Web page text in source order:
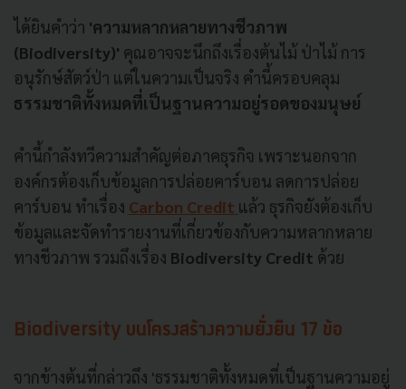
ได้ยินคำว่า 'ความหลากหลายทางชีวภาพ
(Biodiversity)' คุณอาจจะนึกถึงเรื่องต้นไม้ ป่าไม้ การ
อนุรักษ์สัตว์ป่า แต่ในความเป็นจริง คำนี้ครอบคลุม
ธรรมชาติทั้งหมดที่เป็นฐานความอยู่รอดของมนุษย์
คำนี้กำลังทวีความสำคัญต่อภาคธุรกิจ เพราะนอกจาก
องค์กรต้องเก็บข้อมูลการปล่อยคาร์บอน ลดการปล่อย
คาร์บอน ทำเรื่อง Carbon Credit แล้ว ธุรกิจยังต้องเก็บ
ข้อมูลและจัดทำรายงานที่เกี่ยวข้องกับความหลากหลาย
ทางชีวภาพ รวมถึงเรื่อง Biodiversity Credit ด้วย
Biodiversity บนโครงสร้างความยั่งยืน 17 ข้อ
จากข้างต้นที่กล่าวถึง 'ธรรมชาติทั้งหมดที่เป็นฐานความอยู่